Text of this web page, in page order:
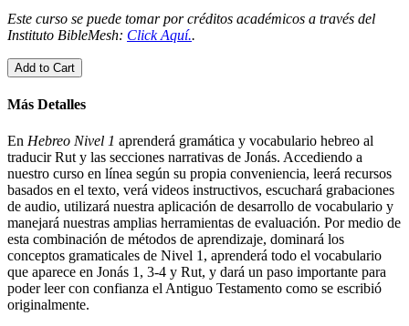
Este curso se puede tomar por créditos académicos a través del
Instituto BibleMesh: Click Aquí..
Add to Cart
Más Detalles
En Hebreo Nivel 1 aprenderá gramática y vocabulario hebreo al
traducir Rut y las secciones narrativas de Jonás. Accediendo a
nuestro curso en línea según su propia conveniencia, leerá recursos
basados en el texto, verá videos instructivos, escuchará grabaciones
de audio, utilizará nuestra aplicación de desarrollo de vocabulario y
manejará nuestras amplias herramientas de evaluación. Por medio de
esta combinación de métodos de aprendizaje, dominará los
conceptos gramaticales de Nivel 1, aprenderá todo el vocabulario
que aparece en Jonás 1, 3-4 y Rut, y dará un paso importante para
poder leer con confianza el Antiguo Testamento como se escribió
originalmente.